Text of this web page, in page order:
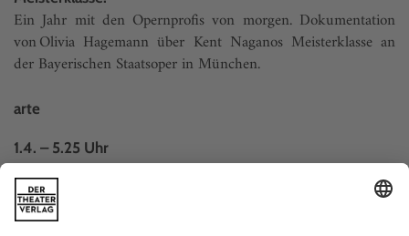
Ein Jahr mit den Opernprofis von morgen. Dokumentation
von Olivia Hagemann über Kent Naganos Meisterklasse an
der Bayerischen Staatsoper in München.
arte
1.4. – 5.25 Uhr
13.4. – 5.20 Uhr
Fü...